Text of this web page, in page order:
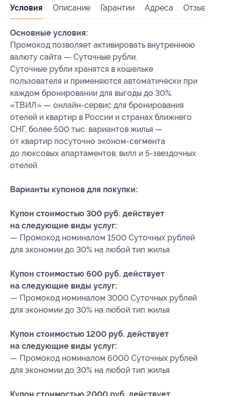
Условия Описание Гарантии Адреса Отзывы
Основные условия:
Промокод позволяет активировать внутреннюю
валюту сайта — Суточные рубли.
Суточные рубли хранятся в кошельке
пользователя и применяются автоматически при
каждом бронировании для выгоды до 30%.
«ТВИЛ» — онлайн-сервис для бронирования
отелей и квартир в России и странах ближнего
СНГ, более 500 тыс. вариантов жилья —
от квартир посуточно эконом-сегмента
до люксовых апартаментов, вилл и 5-звездочных
отелей.
Варианты купонов для покупки:
Купон стоимостью 300 руб. действует
на следующие виды услуг:
— Промокод номиналом 1500 Суточных рублей
для экономии до 30% на любой тип жилья
Купон стоимостью 600 руб. действует
на следующие виды услуг:
— Промокод номиналом 3000 Суточных рублей
для экономии до 30% на любой тип жилья
Купон стоимостью 1200 руб. действует
на следующие виды услуг:
— Промокод номиналом 6000 Суточных рублей
для экономии до 30% на любой тип жилья